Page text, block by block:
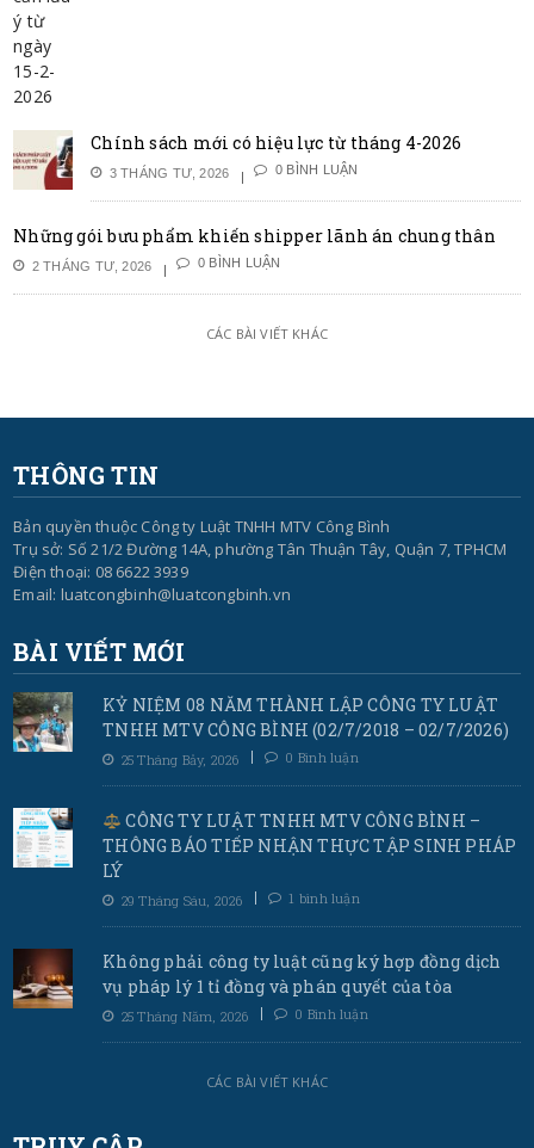
Chính sách mới có hiệu lực từ tháng 4-2026
3 THÁNG TƯ, 2026 0 BÌNH LUẬN
Những gói bưu phẩm khiến shipper lãnh án chung thân
2 THÁNG TƯ, 2026 0 BÌNH LUẬN
CÁC BÀI VIẾT KHÁC
THÔNG TIN
Bản quyền thuộc Công ty Luật TNHH MTV Công Bình
Trụ sở: Số 21/2 Đường 14A, phường Tân Thuận Tây, Quận 7, TPHCM
Điện thoại: 08 6622 3939
Email: luatcongbinh@luatcongbinh.vn
BÀI VIẾT MỚI
KỶ NIỆM 08 NĂM THÀNH LẬP CÔNG TY LUẬT
TNHH MTV CÔNG BÌNH (02/7/2018 – 02/7/2026)
25 Tháng Bảy, 2026 0 Bình luận
CÔNG TY LUẬT TNHH MTV CÔNG BÌNH –
THÔNG BÁO TIẾP NHẬN THỰC TẬP SINH PHÁP
LÝ
29 Tháng Sáu, 2026 1 bình luận
Không phải công ty luật cũng ký hợp đồng dịch
vụ pháp lý 1 tỉ đồng và phán quyết của tòa
25 Tháng Năm, 2026 0 Bình luận
CÁC BÀI VIẾT KHÁC